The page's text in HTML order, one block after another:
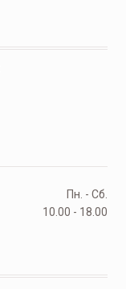
Пн. - Сб.
10.00 - 18.00